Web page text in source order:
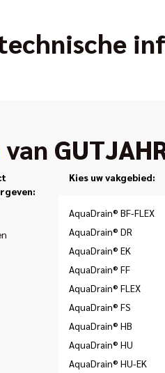
van
Kies uw vakgebied:
AquaDrain® BF-FLEX
AquaDrain® DR
AquaDrain® EK
AquaDrain® FF
AquaDrain® FLEX
AquaDrain® FS
AquaDrain® HB
AquaDrain® HU
AquaDrain® HU-EK